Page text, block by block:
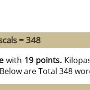
= 348
with 19 points.
are Total 348